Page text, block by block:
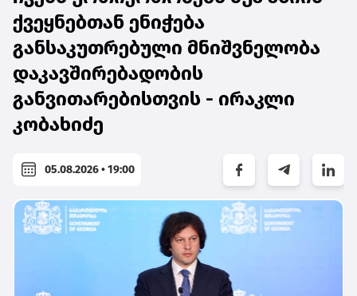
ქვეყნებთან ენიჭება
განსაკუთრებული მნიშვნელობა
დაკავშირებადობის
განვითარებისთვის - ირაკლი
კობახიძე
05.08.2026 • 19:00